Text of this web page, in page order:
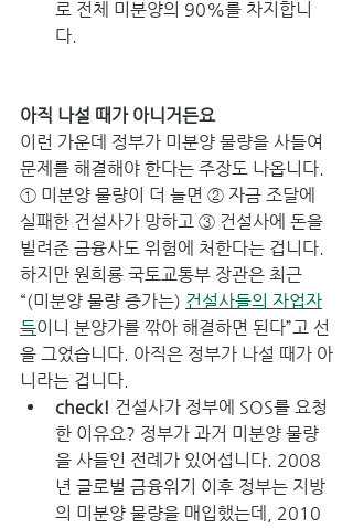
로 전체 미분양의 90%를 차지합니
다.
아직 나설 때가 아니거든요
이런 가운데 정부가 미분양 물량을 사들여
문제를 해결해야 한다는 주장도 나옵니다.
① 미분양 물량이 더 늘면 ② 자금 조달에
실패한 건설사가 망하고 ③ 건설사에 돈을
빌려준 금융사도 위험에 처한다는 겁니다.
하지만 원희룡 국토교통부 장관은 최근
“(미분양 물량 증가는) 건설사들의 자업자
득이니 분양가를 깎아 해결하면 된다”고 선
을 그었습니다. 아직은 정부가 나설 때가 아
니라는 겁니다.
check! 건설사가 정부에 SOS를 요청
한 이유요? 정부가 과거 미분양 물량
을 사들인 전례가 있어섭니다. 2008
년 글로벌 금융위기 이후 정부는 지방
의 미분양 물량을 매입했는데, 2010